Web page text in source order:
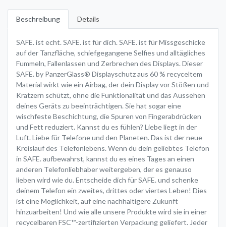
Beschreibung Details
SAFE. ist echt. SAFE. ist für dich. SAFE. ist für Missgeschicke
auf der Tanzfläche, schiefgegangene Selfies und alltägliches
Fummeln, Fallenlassen und Zerbrechen des Displays. Dieser
SAFE. by PanzerGlass® Displayschutz aus 60 % recyceltem
Material wirkt wie ein Airbag, der dein Display vor Stößen und
Kratzern schützt, ohne die Funktionalität und das Aussehen
deines Geräts zu beeinträchtigen. Sie hat sogar eine
wischfeste Beschichtung, die Spuren von Fingerabdrücken
und Fett reduziert. Kannst du es fühlen? Liebe liegt in der
Luft. Liebe für Telefone und den Planeten. Das ist der neue
Kreislauf des Telefonlebens. Wenn du dein geliebtes Telefon
in SAFE. aufbewahrst, kannst du es eines Tages an einen
anderen Telefonliebhaber weitergeben, der es genauso
lieben wird wie du. Entscheide dich für SAFE. und schenke
deinem Telefon ein zweites, drittes oder viertes Leben! Dies
ist eine Möglichkeit, auf eine nachhaltigere Zukunft
hinzuarbeiten! Und wie alle unsere Produkte wird sie in einer
recycelbaren FSC™-zertifizierten Verpackung geliefert. Jeder